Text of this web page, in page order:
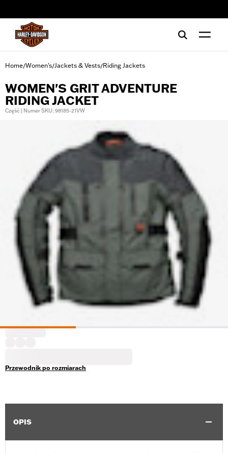
Home/Women's/Jackets & Vests/Riding Jackets
WOMEN'S GRIT ADVENTURE
RIDING JACKET
Część | Numer SKU: 98185-21VW
Przewodnik po rozmiarach
OPIS